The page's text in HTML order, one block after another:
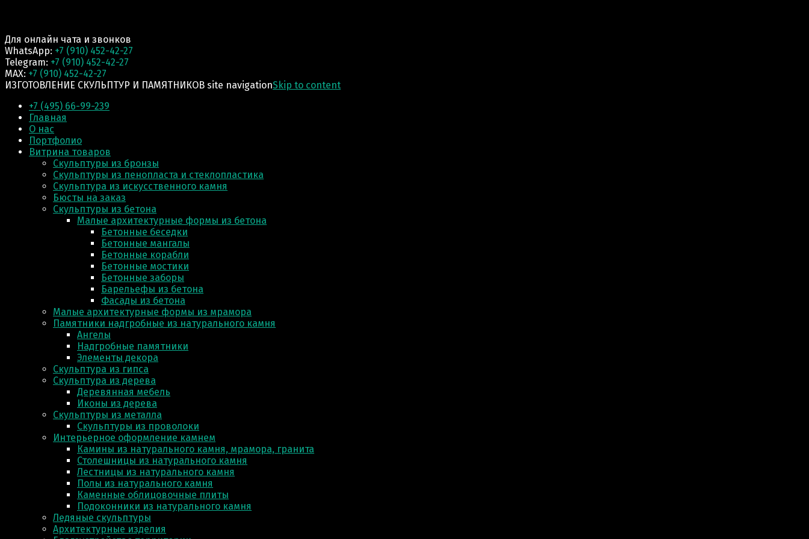
Для онлайн чата и звонков
WhatsApp: +7 (910) 452-42-27
Telegram: +7 (910) 452-42-27
MAX: +7 (910) 452-42-27
ИЗГОТОВЛЕНИЕ СКУЛЬПТУР И ПАМЯТНИКОВ site navigationSkip to content
+7 (495) 66-99-239
Главная
О нас
Портфолио
Витрина товаров
Скульптуры из бронзы
Скульптуры из пенопласта и стеклопластика
Скульптура из искусственного камня
Бюсты на заказ
Скульптуры из бетона
Малые архитектурные формы из бетона
Бетонные беседки
Бетонные мангалы
Бетонные корабли
Бетонные мостики
Бетонные заборы
Барельефы из бетона
Фасады из бетона
Малые архитектурные формы из мрамора
Памятники надгробные из натурального камня
Ангелы
Надгробные памятники
Элементы декора
Скульптура из гипса
Скульптура из деревa
Деревянная мебель
Иконы из дерева
Скульптуры из металла
Скульптуры из проволоки
Интерьерное оформление камнем
Камины из натурального камня, мрамора, гранита
Столешницы из натурального камня
Лестницы из натурального камня
Полы из натурального камня
Каменные облицовочные плиты
Подоконники из натурального камня
Ледяные скульптуры
Архитектурные изделия